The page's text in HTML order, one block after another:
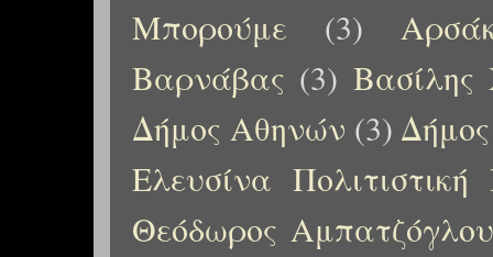
Μπορούμε
(3)
Βαρνάβας (3) Βασίλης
Δήμος Αθηνών (3)
Ελευσίνα
Θεόδωρος Αμπατζόγλου